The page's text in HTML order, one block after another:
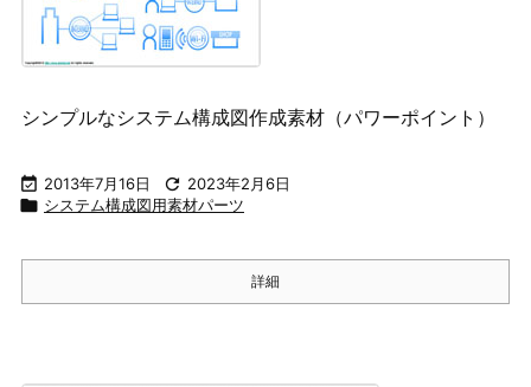
シンプルなシステム構成図作成素材（パワーポイント）
 2013年7月16日  2023年2月6日
 システム構成図用素材パーツ
詳細